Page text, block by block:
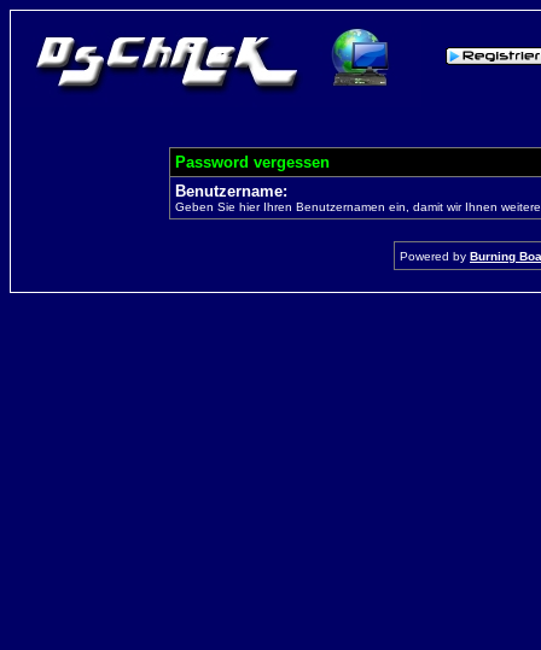
Password vergessen
Benutzername:
Geben Sie hier Ihren Benutzernamen ein, damit wir Ihnen
Powered by Burning